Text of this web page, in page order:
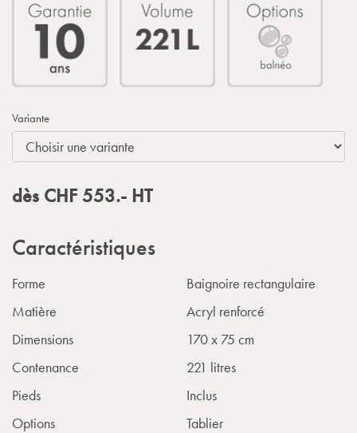
Variante
dès CHF553.- HT
Caractéristiques
Forme
Baignoire rectangulaire
Matière
Acryl renforcé
Dimensions
170 x 75 cm
Contenance
221 litres
Pieds
Inclus
Options
Tablier